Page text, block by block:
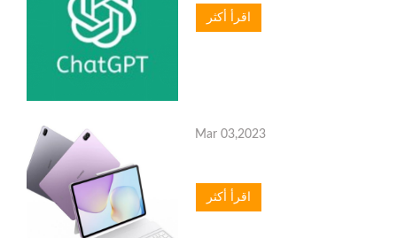
اقرأ أكثر
Mar 03,2023
اقرأ أكثر